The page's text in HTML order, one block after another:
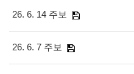
26. 6. 14 주보
26. 6. 7 주보